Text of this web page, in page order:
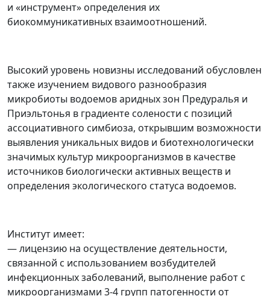
и «инструмент» определения их
биокоммуникативных взаимоотношений.
Высокий уровень новизны исследований обусловлен
также изучением видового разнообразия
микробиоты водоемов аридных зон Предуралья и
Приэльтонья в градиенте солености с позиций
ассоциативного симбиоза, открывшим возможности
выявления уникальных видов и биотехнологически
значимых культур микроорганизмов в качестве
источников биологически активных веществ и
определения экологического статуса водоемов.
Институт имеет:
— лицензию на осуществление деятельности,
связанной с использованием возбудителей
инфекционных заболеваний, выполнение работ с
микроорганизмами 3-4 групп патогенности от